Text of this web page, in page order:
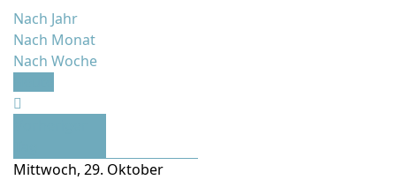
Nach Jahr
Nach Monat
Nach Woche
Mittwoch, 29. Oktober